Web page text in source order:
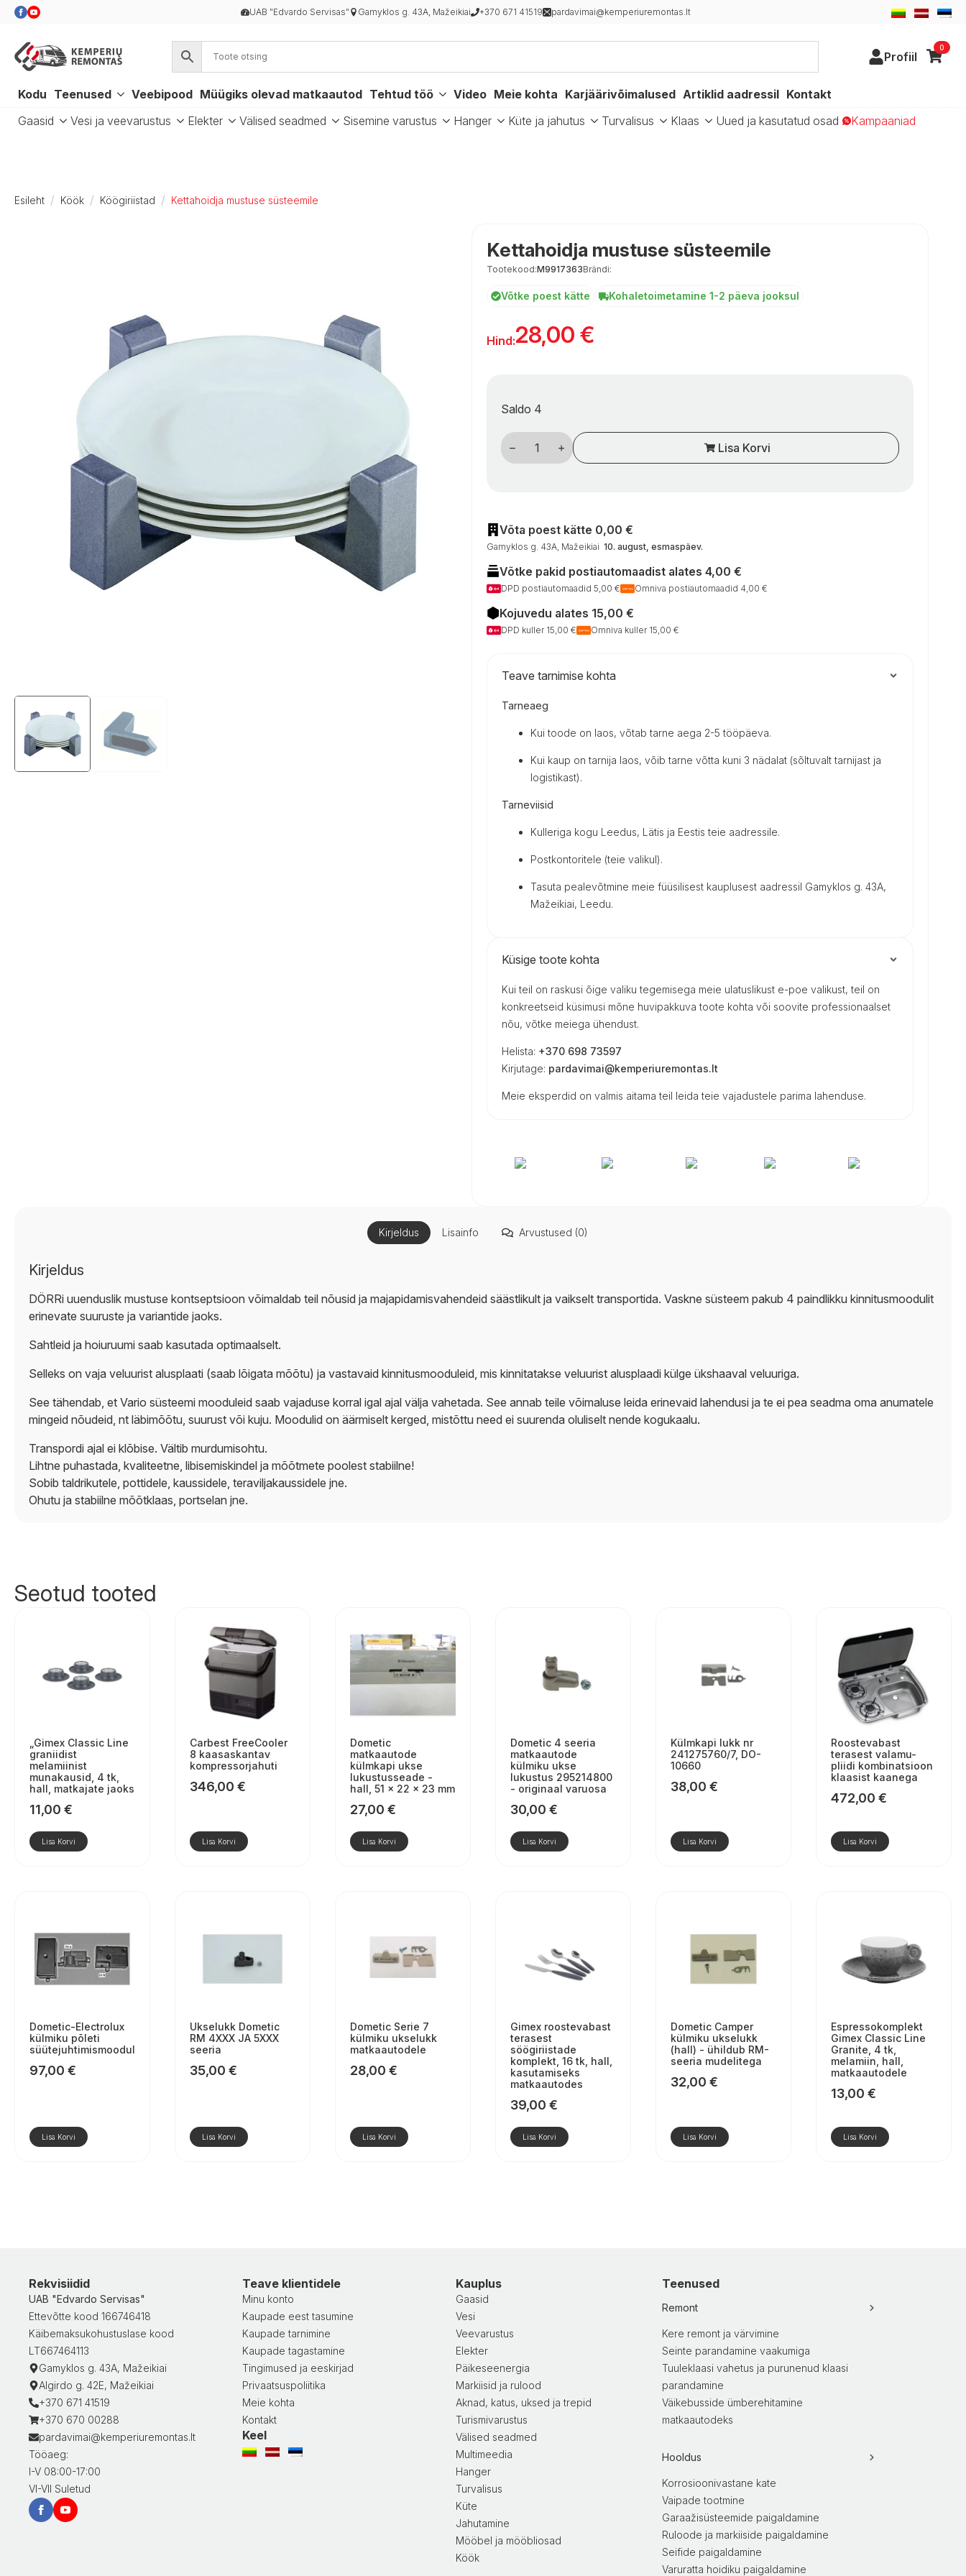
UAB "Edvardo Servisas" Gamyklos g. 43A, Mažeikiai +370 671 41519 pardavimai@kemperiuremontas.lt
Profiil
0
Kodu Teenused Veebipood Müügiks olevad matkaautod Tehtud töö Video Meie kohta Karjäärivõimalused Artiklid aadressil Kontakt
Gaasid
Vesi ja veevarustus Elekter Välised seadmed Sisemine varustus Hanger Küte ja jahutus Turvalisus Klaas Uued ja kasutatud osad Kampaaniad
Esileht Köök Köögiriistad Kettahoidja mustuse süsteemile
Kettahoidja mustuse süsteemile
Tootekood:M9917363Brändi:
Võtke poest kätte Kohaletoimetamine 1-2 päeva jooksul
Hind:28,00 €
Saldo 4
Lėkščių
laikiklis
purvario
Lisa Korvi
Võta poest kätte 0,00 €
Gamyklos g. 43A, Mažeikiai 10. august, esmaspäev.
Võtke pakid postiautomaadist alates 4,00 €
DPD postiautomaadid 5,00 € Omniva postiautomaadid 4,00 €
Kojuvedu alates 15,00 €
DPD kuller 15,00 € Omniva kuller 15,00 €
Teave tarnimise kohta
Tarneaeg
Kui toode on laos, võtab tarne aega 2-5 tööpäeva.
Kui kaup on tarnija laos, võib tarne võtta kuni 3 nädalat (sõltuvalt tarnijast ja
logistikast).
Tarneviisid
Kulleriga kogu Leedus, Lätis ja Eestis teie aadressile.
Postkontoritele (teie valikul).
Tasuta pealevõtmine meie füüsilisest kauplusest aadressil Gamyklos g. 43A,
Mažeikiai, Leedu.
Küsige toote kohta
Kui teil on raskusi õige valiku tegemisega meie ulatuslikust e-poe valikust, teil on
konkreetseid küsimusi mõne huvipakkuva toote kohta või soovite professionaalset
nõu, võtke meiega ühendust.
Helista: +370 698 73597
Kirjutage: pardavimai@kemperiuremontas.lt
Meie eksperdid on valmis aitama teil leida teie vajadustele parima lahenduse.
Kirjeldus Lisainfo Arvustused (0)
Kirjeldus
DÖRRi uuenduslik mustuse kontseptsioon võimaldab teil nõusid ja majapidamisvahendeid säästlikult ja vaikselt transportida. Vaskne süsteem pakub 4 paindlikku kinnitusmoodulit
erinevate suuruste ja variantide jaoks.
Sahtleid ja hoiuruumi saab kasutada optimaalselt.
Selleks on vaja veluurist alusplaati (saab lõigata mõõtu) ja vastavaid kinnitusmooduleid, mis kinnitatakse veluurist alusplaadi külge ükshaaval veluuriga.
See tähendab, et Vario süsteemi mooduleid saab vajaduse korral igal ajal välja vahetada. See annab teile võimaluse leida erinevaid lahendusi ja te ei pea seadma oma anumatele
mingeid nõudeid, nt läbimõõtu, suurust või kuju. Moodulid on äärmiselt kerged, mistõttu need ei suurenda oluliselt nende kogukaalu.
Transpordi ajal ei klõbise. Vältib murdumisohtu.
Lihtne puhastada, kvaliteetne, libisemiskindel ja mõõtmete poolest stabiilne!
Sobib taldrikutele, pottidele, kaussidele, teraviljakaussidele jne.
Ohutu ja stabiilne mõõtklaas, portselan jne.
Seotud tooted
„Gimex Classic Line
graniidist
melamiinist
munakausid, 4 tk,
hall, matkajate jaoks
11,00 €
Lisa Korvi
Carbest FreeCooler
8 kaasaskantav
kompressorjahuti
346,00 €
Lisa Korvi
Dometic
matkaautode
külmkapi ukse
lukustusseade -
hall, 51 × 22 × 23 mm
27,00 €
Lisa Korvi
Dometic 4 seeria
matkaautode
külmiku ukse
lukustus 295214800
- originaal varuosa
30,00 €
Lisa Korvi
Külmkapi lukk nr
241275760/7, DO-
10660
38,00 €
Lisa Korvi
Roostevabast
terasest valamu-
pliidi kombinatsioon
klaasist kaanega
472,00 €
Lisa Korvi
Dometic-Electrolux
külmiku põleti
süütejuhtimismoodul
97,00 €
Lisa Korvi
Ukselukk Dometic
RM 4XXX JA 5XXX
seeria
35,00 €
Lisa Korvi
Dometic Serie 7
külmiku ukselukk
matkaautodele
28,00 €
Lisa Korvi
Gimex roostevabast
terasest
söögiriistade
komplekt, 16 tk, hall,
kasutamiseks
matkaautodes
39,00 €
Lisa Korvi
Dometic Camper
külmiku ukselukk
(hall) - ühildub RM-
seeria mudelitega
32,00 €
Lisa Korvi
Espressokomplekt
Gimex Classic Line
Granite, 4 tk,
melamiin, hall,
matkaautodele
13,00 €
Lisa Korvi
Rekvisiidid
UAB "Edvardo Servisas"
Ettevõtte kood 166746418
Käibemaksukohustuslase kood
LT667464113
Gamyklos g. 43A, Mažeikiai
Algirdo g. 42E, Mažeikiai
+370 671 41519
+370 670 00288
pardavimai@kemperiuremontas.lt
Tööaeg:
I-V 08:00-17:00
VI-VII Suletud
Teave klientidele
Minu konto
Kaupade eest tasumine
Kaupade tarnimine
Kaupade tagastamine
Tingimused ja eeskirjad
Privaatsuspoliitika
Meie kohta
Kontakt
Keel
Kauplus
Gaasid
Vesi
Veevarustus
Elekter
Päikeseenergia
Markiisid ja rulood
Aknad, katus, uksed ja trepid
Turismivarustus
Välised seadmed
Multimeedia
Hanger
Turvalisus
Küte
Jahutamine
Mööbel ja mööbliosad
Köök
Teenused
Remont
Kere remont ja värvimine
Seinte parandamine vaakumiga
Tuuleklaasi vahetus ja purunenud klaasi
parandamine
Väikebusside ümberehitamine
matkaautodeks
Hooldus
Korrosioonivastane kate
Vaipade tootmine
Garaažisüsteemide paigaldamine
Ruloode ja markiiside paigaldamine
Seifide paigaldamine
Varuratta hoidiku paigaldamine